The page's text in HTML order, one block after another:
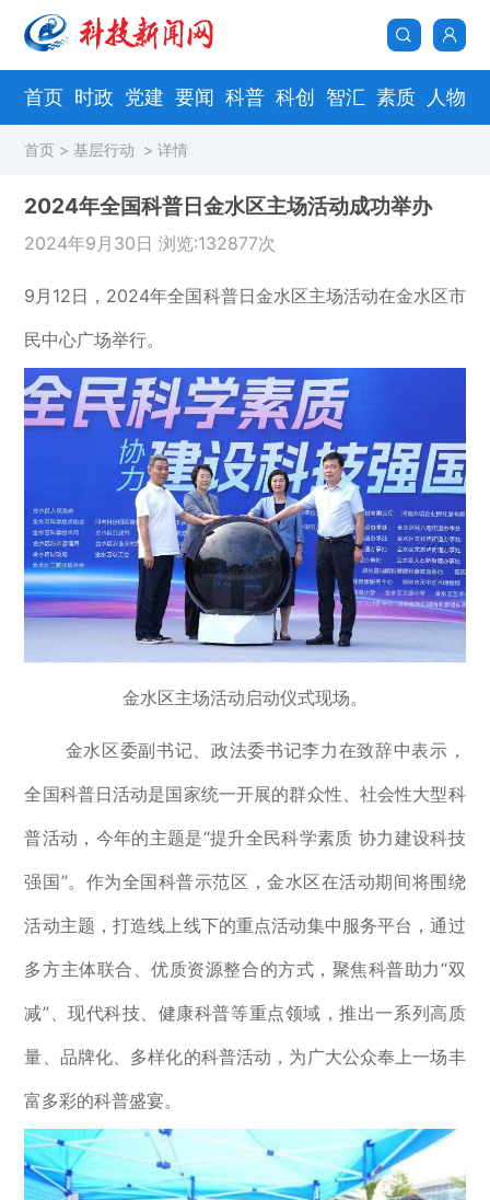
首页 时政 党建 要闻 科普 科创 智汇 素质 人物
首页 >基层行动 > 详情
2024年全国科普日金水区主场活动成功举办
2024年9月30日 浏览:132877次
9 月 12日， 2024年全国科普日金水区主场活动在金水区市
民中心广场举行。
金水区主场活动启动仪式现场。
金水区委副书记、政法委书记李力在致辞中表示，
全国科普日活动是国家统一开展的群众性、社会性大型科
普活动，今年的主题是“提升全民科学素质 协力建设科技
强国”。 作为全国科普示范区，金水区在活动期间将围绕
活动主题，打造线上线下的重点活动集中服务平台，通过
多方主体联合、优质资源整合的方式，聚焦科普助力“双
减”、现代科技、健康科普等重点领域，推出一系列高质
量、品牌化、多样化的科普活动 ， 为广大公众奉上一场丰
富多彩的科普盛宴。